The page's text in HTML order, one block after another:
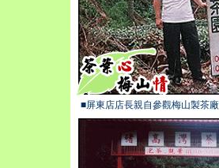
■屏東店店長親自參觀梅山製茶